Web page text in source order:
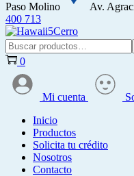
Paso Molino Av.
400 713
Saltar
a
la
navegación
Saltar
al
contenido
Búsqueda
para:>
0
Mi cuenta
Inicio
Productos
Solicita tu crédito
Nosotros
Contacto